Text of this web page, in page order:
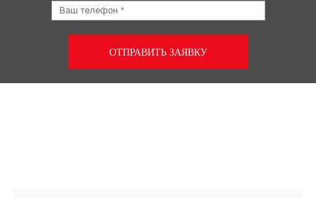
ОТПРАВИТЬ ЗАЯВКУ